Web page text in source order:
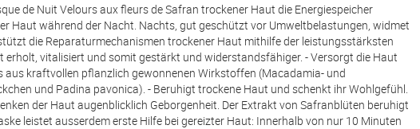
de Nuit Velours aux fleurs de Safran trockener Haut die Energiespeicher
Haut während der Nacht. Nachts, gut geschützt vor Umweltbelastungen, widmet
die Reparaturmechanismen trockener Haut mithilfe der leistungsstärksten
vitalisiert und somit gestärkt und widerstandsfähiger. - Versorgt die Haut
kraftvollen pflanzlich gewonnenen Wirkstoffen (Macadamia- und
und Padina pavonica). - Beruhigt trockene Haut und schenkt ihr Wohlgefühl.
der Haut augenblicklich Geborgenheit. Der Extrakt von Safranblüten beruhigt
leistet ausserdem erste Hilfe bei gereizter Haut: Innerhalb von nur 10 Minuten